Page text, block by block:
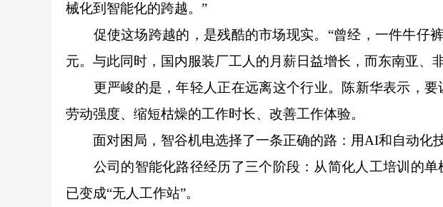
械化到智能化的跨越。”
促使这场跨越的，是残酷的市场现实。“曾经，一件牛仔
元。与此同时，国内服装厂工人的月薪日益增长，而东南亚、
更严峻的是，年轻人正在远离这个行业。陈新华表示，
劳动强度、缩短枯燥的工作时长、改善工作体验。
面对困局，智谷机电选择了一条正确的路：用AI和自动化技
公司的智能化路径经历了三个阶段：从简化人工培训的单
已变成“无人工作站”。